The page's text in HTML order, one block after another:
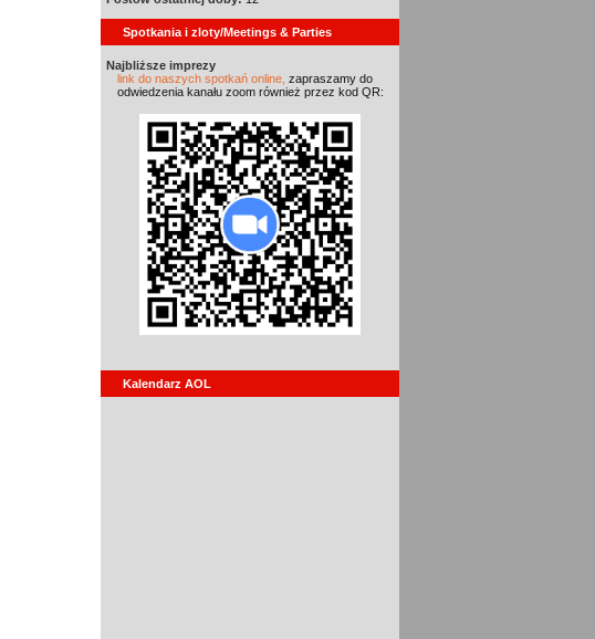
Spotkania i zloty/Meetings & Parties
Najbliższe imprezy
link do naszych spotkań online, zapraszamy do
odwiedzenia kanału zoom również przez kod QR:
Kalendarz AOL